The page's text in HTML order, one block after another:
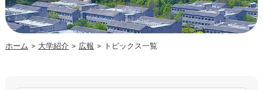
ホーム > 大学紹介 > 広報 > トピックス一覧